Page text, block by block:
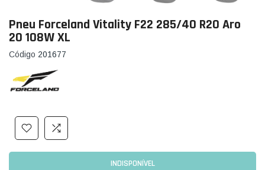
Pneu Forceland Vitality F22 285/40 R20 Aro
20 108W XL
Código 201677
INDISPONÍVEL